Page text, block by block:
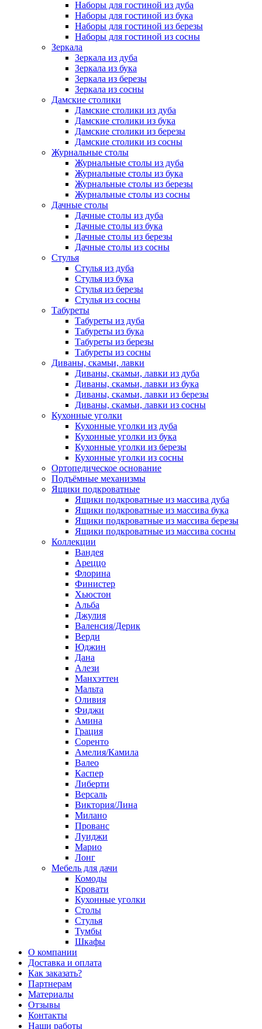
Наборы для гостиной из дуба
Наборы для гостиной из бука
Наборы для гостиной из березы
Наборы для гостиной из сосны
Зеркала
Зеркала из дуба
Зеркала из бука
Зеркала из березы
Зеркала из сосны
Дамские столики
Дамские столики из дуба
Дамские столики из бука
Дамские столики из березы
Дамские столики из сосны
Журнальные столы
Журнальные столы из дуба
Журнальные столы из бука
Журнальные столы из березы
Журнальные столы из сосны
Дачные столы
Дачные столы из дуба
Дачные столы из бука
Дачные столы из березы
Дачные столы из сосны
Стулья
Стулья из дуба
Стулья из бука
Стулья из березы
Стулья из сосны
Табуреты
Табуреты из дуба
Табуреты из бука
Табуреты из березы
Табуреты из сосны
Диваны, скамьи, лавки
Диваны, скамьи, лавки из дуба
Диваны, скамьи, лавки из бука
Диваны, скамьи, лавки из березы
Диваны, скамьи, лавки из сосны
Кухонные уголки
Кухонные уголки из дуба
Кухонные уголки из бука
Кухонные уголки из березы
Кухонные уголки из сосны
Ортопедическое основание
Подъёмные механизмы
Ящики подкроватные
Ящики подкроватные из массива дуба
Ящики подкроватные из массива бука
Ящики подкроватные из массива березы
Ящики подкроватные из массива сосны
Коллекции
Вандея
Ареццо
Флорина
Финистер
Хьюстон
Альба
Джулия
Валенсия/Дерик
Верди
Юджин
Дана
Алези
Манхэттен
Мальта
Оливия
Фиджи
Амина
Грация
Соренто
Амелия/Камила
Валео
Каспер
Либерти
Версаль
Виктория/Лина
Милано
Прованс
Луиджи
Марио
Лонг
Мебель для дачи
Комоды
Кровати
Кухонные уголки
Столы
Стулья
Тумбы
Шкафы
О компании
Доставка и оплата
Как заказать?
Партнерам
Материалы
Отзывы
Контакты
Наши работы